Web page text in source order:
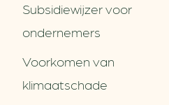
Subsidiewijzer voor
ondernemers
Voorkomen van
klimaatschade